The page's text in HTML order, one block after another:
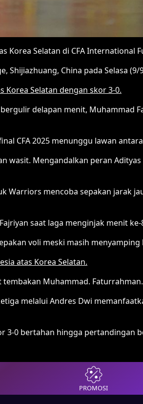
Selatan di CFA International
China pada Selasa
Korea Selatan dengan skor 3-0.
delapan menit, Muhammad
CFA 2025 menunggu lawan antara
Mengandalkan peran Adityas
Warriors mencoba sepakan jarak
saat laga menginjak menit ke-
voli meski masih
atas Korea Selatan.
Muhammad. Faturrahman.
melalui Andres Dwi
3-0 bertahan hingga pertandingan
PROMOSI